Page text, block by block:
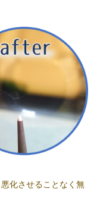
化させることなく無